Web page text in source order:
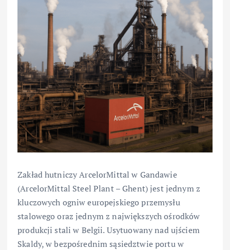
Zakład hutniczy ArcelorMittal w Gandawie
(ArcelorMittal Steel Plant – Ghent) jest jednym z
kluczowych ogniw europejskiego przemysłu
stalowego oraz jednym z największych ośrodków
produkcji stali w Belgii. Usytuowany nad ujściem
Skaldy, w bezpośrednim sąsiedztwie portu w